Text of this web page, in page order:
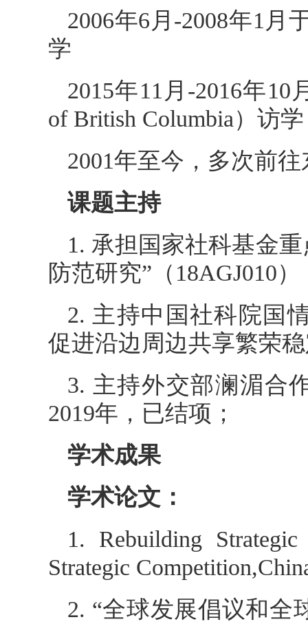
2006年6月-2008年1月
学
2015年11月-2016年
of British Columbia）访学
2001年至今，多次前
课题主持
1. 承担国家社科基金
防范研究”（18AGJ010
2. 主持中国社科院国
促进沿边周边共享繁荣
3. 主持外交部澜湄合
2019年，已结项；
学术成果
学术论文：
1. Rebuilding
Strategic Competition,
2. “全球发展倡议和